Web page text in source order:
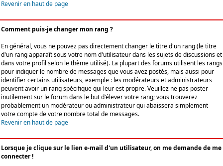
Revenir en haut de page
Comment puis-je changer mon rang ?
En général, vous ne pouvez pas directement changer le titre d'un rang (le titre
d'un rang apparaît sous votre nom d'utilisateur dans les sujets de discussions et
dans votre profil selon le thème utilisé). La plupart des forums utilisent les rangs
pour indiquer le nombre de messages que vous avez postés, mais aussi pour
identifier certains utilisateurs, exemple : les modérateurs et administrateurs
peuvent avoir un rang spécifique qui leur est propre. Veuillez ne pas poster
inutilement sur le forum dans le but d'élever votre rang; vous trouverez
probablement un modérateur ou administrateur qui abaissera simplement
votre compte de votre nombre total de messages.
Revenir en haut de page
Lorsque je clique sur le lien e-mail d'un utilisateur, on me demande de me
connecter !